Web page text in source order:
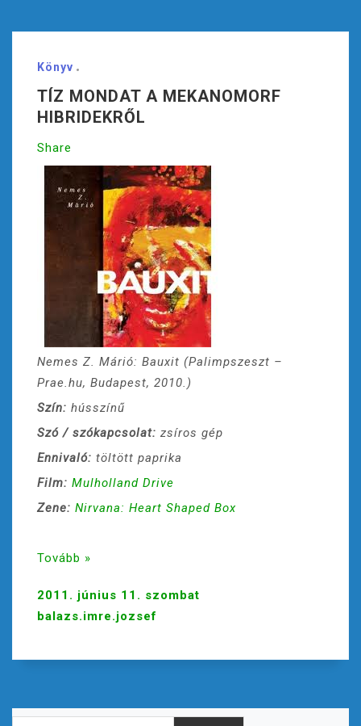
Könyv
TÍZ MONDAT A MEKANOMORF
HIBRIDEKRŐL
Share
Nemes Z. Márió: Bauxit (Palimpszeszt –
Prae.hu, Budapest, 2010.)
Szín: hússzínű
Szó / szókapcsolat: zsíros gép
Ennivaló: töltött paprika
Film: Mulholland Drive
Zene: Nirvana: Heart Shaped Box
Tovább »
2011. június 11. szombat
balazs.imre.jozsef
Keresés: